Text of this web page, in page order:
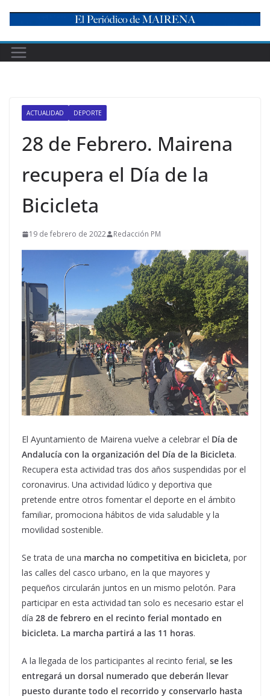
content
ACTUALIDAD DEPORTE
28 de Febrero. Mairena
recupera el Día de la
Bicicleta
19 de febrero de 2022 Redacción PM
El Ayuntamiento de Mairena vuelve a celebrar el Día de
Andalucía con la organización del Día de la Bicicleta.
Recupera esta actividad tras dos años suspendidas por el
coronavirus. Una actividad lúdico y deportiva que
pretende entre otros fomentar el deporte en el ámbito
familiar, promociona hábitos de vida saludable y la
movilidad sostenible.
Se trata de una marcha no competitiva en bicicleta, por
las calles del casco urbano, en la que mayores y
pequeños circularán juntos en un mismo pelotón. Para
participar en esta actividad tan solo es necesario estar el
día 28 de febrero en el recinto ferial montado en
bicicleta. La marcha partirá a las 11 horas.
A la llegada de los participantes al recinto ferial, se les
entregará un dorsal numerado que deberán llevar
puesto durante todo el recorrido y conservarlo hasta